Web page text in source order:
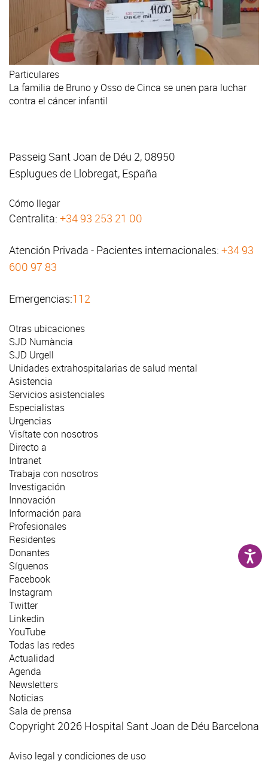
Particulares
La familia de Bruno y Osso de Cinca se unen para luchar
contra el cáncer infantil
Passeig Sant Joan de Déu 2, 08950
Esplugues de Llobregat, España
Cómo llegar
Centralita: +34 93 253 21 00
Atención Privada - Pacientes internacionales: +34 93
600 97 83
Emergencias:112
Otras ubicaciones
SJD Numància
SJD Urgell
Unidades extrahospitalarias de salud mental
Asistencia
Servicios asistenciales
Especialistas
Urgencias
Visítate con nosotros
Directo a
Intranet
Trabaja con nosotros
Investigación
Innovación
Información para
Profesionales
Residentes
Donantes
Síguenos
Facebook
Instagram
Twitter
Linkedin
YouTube
Todas las redes
Actualidad
Agenda
Newsletters
Noticias
Sala de prensa
Copyright 2026 Hospital Sant Joan de Déu Barcelona
Aviso legal y condiciones de uso